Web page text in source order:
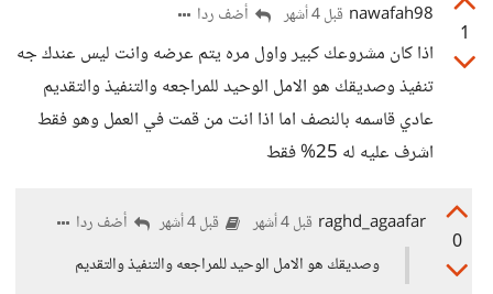
1
nawafah98 قبل 4 أشهر أضف ردا
اذا كان مشروعك كبير واول مره يتم عرضه وانت ليس عندك جه
تنفيذ وصديقك هو الامل الوحيد للمراجعه والتنفيذ والتقديم
عادي قاسمه بالنصف اما اذا انت من قمت في العمل وهو فقط
اشرف عليه له 25% فقط
0
raghd_agaafar قبل 4 أشهر قبل 4 أشهر
أضف ردا
وصديقك هو الامل الوحيد للمراجعه والتنفيذ والتقديم